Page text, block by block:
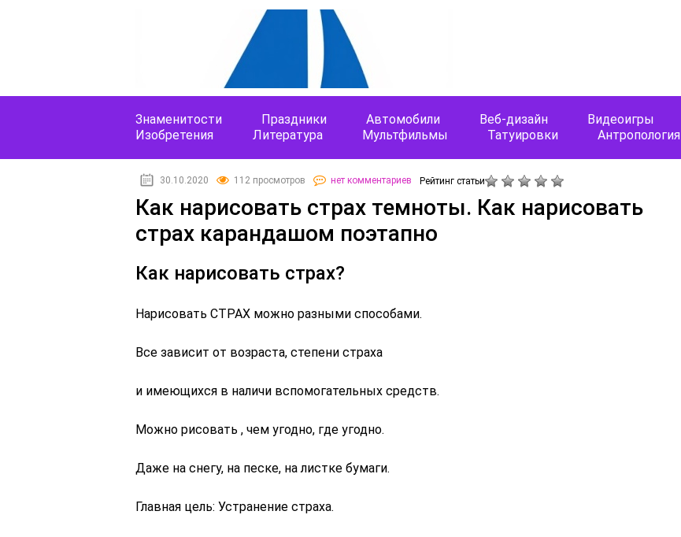
Знаменитости Праздники Автомобили Веб-дизайн Видеоигры
Изобретения
Литература Мультфильмы Татуировки Антропология
30.10.2020 112 просмотров нет комментариев Рейтинг статьи
Как нарисовать страх темноты. Как нарисовать
страх карандашом поэтапно
Как нарисовать страх?
Нарисовать СТРАХ можно разными способами.
Все зависит от возраста, степени страха
и имеющихся в наличи вспомогательных средств.
Можно рисовать , чем угодно, где угодно.
Даже на снегу, на песке, на листке бумаги.
Главная цель: Устранение страха.